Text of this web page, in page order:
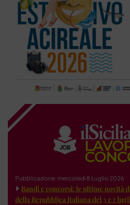
Pubblicazione: mercoledì 8 Luglio 2026
Bandi e concorsi: le ultime novità
della Repubblica Italiana del 3 e 7